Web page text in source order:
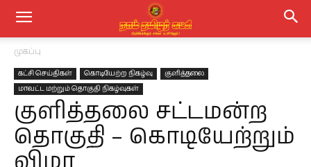
முகப்பு
கட்சி செய்திகள் கொடியேற்ற நிகழ்வு
குளித்தலை
மாவட்ட மற்றும் தொகுதி நிகழ்வுகள்
குளித்தலை சட்டமன்ற
தொகுதி – கொடியேற்றும்